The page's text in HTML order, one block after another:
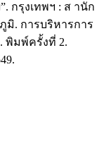
กรุงเทพฯ : ส านัก
มิ. การบริหารการ
พิมพ์ครั้งที่ 2.